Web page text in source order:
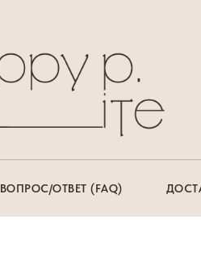
ВОПРОС/ОТВЕТ (FAQ)